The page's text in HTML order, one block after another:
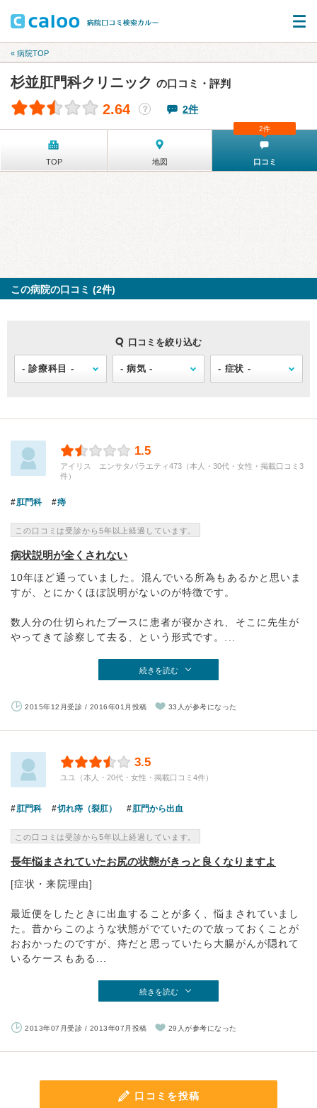
« 病院TOP
杉並肛門科クリニック の口コミ・評判
2.64 ？ 2件
TOP 地図 口コミ
2件
この病院の口コミ (2件)
口コミを絞り込む
1.5
アイリス エンサタバラエティ473（本人・30代・女性・掲載口コミ3
件）
肛門科 痔
この口コミは受診から5年以上経過しています。
病状説明が全くされない
10年ほど通っていました。混んでいる所為もあるかと思いま
すが、とにかくほぼ説明がないのが特徴です。
数人分の仕切られたブースに患者が寝かされ、そこに先生が
やってきて診察して去る、という形式です。...
続きを読む
2015年12月受診 / 2016年01月投稿 33人が参考になった
3.5
ユユ（本人・20代・女性・掲載口コミ4件）
肛門科 切れ痔（裂肛） 肛門から出血
この口コミは受診から5年以上経過しています。
長年悩まされていたお尻の状態がきっと良くなりますよ
[症状・来院理由]
最近便をしたときに出血することが多く、悩まされていまし
た。昔からこのような状態がでていたので放っておくことが
おおかったのですが、痔だと思っていたら大腸がんが隠れて
いるケースもある...
続きを読む
2013年07月受診 / 2013年07月投稿 29人が参考になった
口コミを投稿